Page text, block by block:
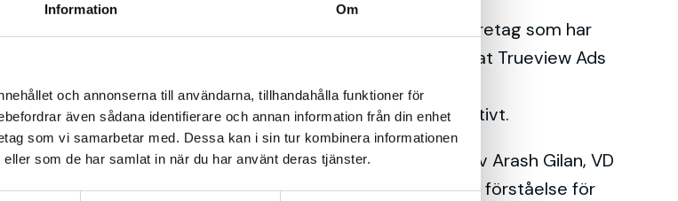
Information Om
och annonserna till användarna, tillhandahålla funktioner för
även sådana identifierare och annan information från din enhet
som vi samarbetar med. Dessa kan i sin tur kombinera informationen
som de har samlat in när du har använt deras tjänster.
som kan användas på YouTube. Han menar att de företag som har
mer holistisk marknadsföring, där man till exempel blandat Trueview Ads
är samma produkt du vill marknadsföra, är väldigt effektivt.
– Bethany Hamilton.Det citatet inleder föreläsningen av Arash Gilan, VD
transformation och digital darwinism. Deltagarna fick en förståelse för